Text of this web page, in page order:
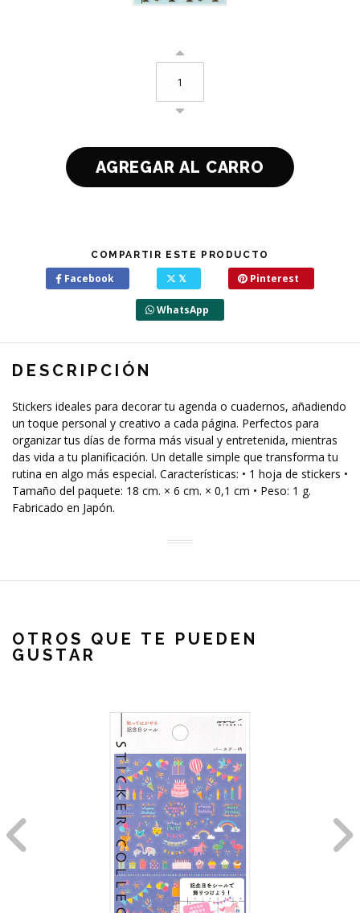
COMPARTIR ESTE PRODUCTO
Facebook 𝕏 Pinterest
WhatsApp
DESCRIPCIÓN
Stickers ideales para decorar tu agenda o cuadernos, añadiendo
un toque personal y creativo a cada página. Perfectos para
organizar tus días de forma más visual y entretenida, mientras
das vida a tu planificación. Un detalle simple que transforma tu
rutina en algo más especial. Características: • 1 hoja de stickers •
Tamaño del paquete: 18 cm. × 6 cm. × 0,1 cm • Peso: 1 g.
Fabricado en Japón.
OTROS QUE TE PUEDEN
GUSTAR